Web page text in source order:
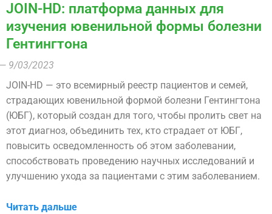
JOIN-HD: платформа данных для
изучения ювенильной формы болезни
Гентингтона
9/03/2023
JOIN-HD — это всемирный реестр пациентов и семей,
страдающих ювенильной формой болезни Гентингтона
(ЮБГ), который создан для того, чтобы пролить свет на
этот диагноз, объединить тех, кто страдает от ЮБГ,
повысить осведомленность об этом заболевании,
способствовать проведению научных исследований и
улучшению ухода за пациентами с этим заболеванием.
Читать дальше